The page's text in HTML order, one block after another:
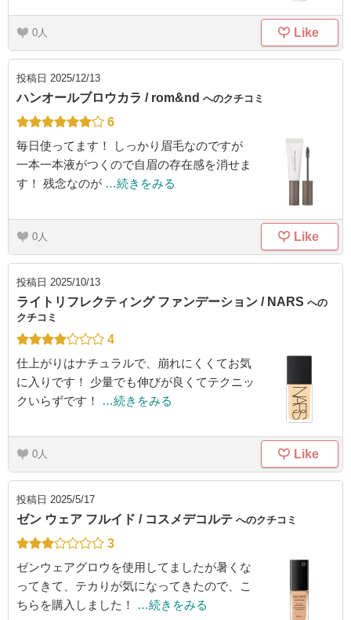
0 Like
投稿日 2025/12/13
ハンオールブロウカラ / rom&nd へのクチコミ
6
毎日使ってます！ しっかり眉毛なのですが
一本一本液がつくので自眉の存在感を消せま
す！ 残念なのが …続きをみる
0 Like
投稿日 2025/10/13
ライトリフレクティング ファンデーション / NARS への
クチコミ
4
仕上がりはナチュラルで、崩れにくくてお気
に入りです！ 少量でも伸びが良くてテクニッ
クいらずです！
…続きをみる
0 Like
投稿日 2025/5/17
ゼン ウェア フルイド / コスメデコルテ へのクチコミ
3
ゼンウェアグロウを使用してましたが暑くな
ってきて、テカりが気になってきたので、こ
ちらを購入しました！
…続きをみる